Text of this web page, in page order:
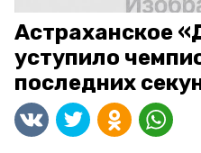
Астраханское
уступило
последних